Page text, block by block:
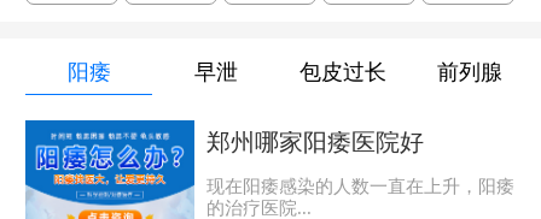
阳痿 早泄 包皮过长 前列腺
郑州哪家阳痿医院好
现在阳痿感染的人数一直在上升，阳痿
的治疗医院...